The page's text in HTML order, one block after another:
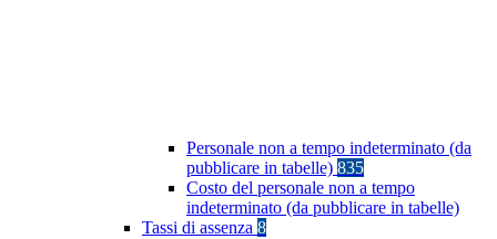
Personale non a tempo indeterminato (da
pubblicare in tabelle) 835
Costo del personale non a tempo
indeterminato (da pubblicare in tabelle)
Tassi di assenza 8